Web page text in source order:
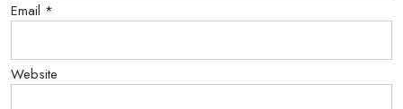
Email *
Website